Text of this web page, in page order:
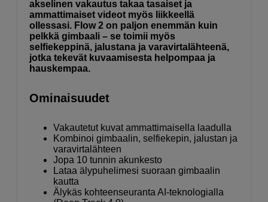
akselinen vakautus takaa tasaiset ja
ammattimaiset videot myös liikkeellä
ollessasi. Flow 2 on paljon enemmän kuin
pelkkä gimbaali – se toimii myös
selfiekeppinä, jalustana ja varavirtalähteenä,
jotka tekevät kuvaamisesta helpompaa ja
hauskempaa.
Ominaisuudet
Vakautetut kuvat ammattimaisella laadulla
Kombinoi gimbaalin, selfiekepin, jalustan ja
varavirtalähteen
Jopa 10 tunnin akunkesto
Lataa älypuhelimesi suoraan gimbaalin
kautta
Älykäs kohteenseuranta AI-teknologialla